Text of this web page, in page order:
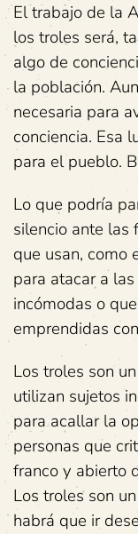
El trabajo de la
los troles será,
algo de
la población.
necesaria para
conciencia. Esa
para el pueblo.
Lo que podría
silencio ante las
que usan, como
para atacar a
incómodas o
emprendidas
Los troles son
utilizan sujetos
para acallar la
personas que
franco y abierto
Los troles son
habrá que ir